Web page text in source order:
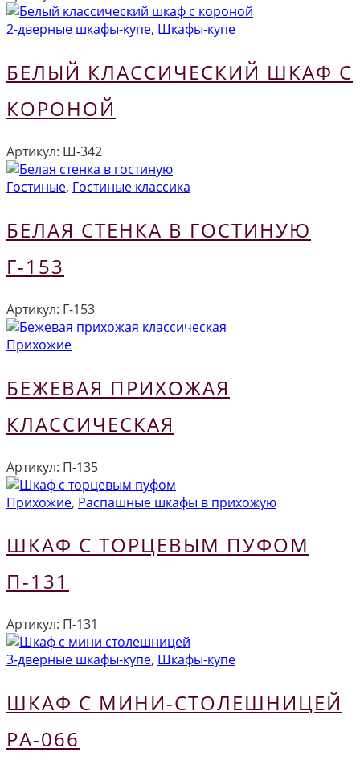
2-дверные шкафы-купе, Шкафы-купе
БЕЛЫЙ КЛАССИЧЕСКИЙ ШКАФ С
КОРОНОЙ
Артикул: Ш-342
Гостиные, Гостиные классика
БЕЛАЯ СТЕНКА В ГОСТИНУЮ
Г-153
Артикул: Г-153
Прихожие
БЕЖЕВАЯ ПРИХОЖАЯ
КЛАССИЧЕСКАЯ
Артикул: П-135
Прихожие, Распашные шкафы в прихожую
ШКАФ С ТОРЦЕВЫМ ПУФОМ
П-131
Артикул: П-131
3-дверные шкафы-купе, Шкафы-купе
ШКАФ С МИНИ-СТОЛЕШНИЦЕЙ
РА-066